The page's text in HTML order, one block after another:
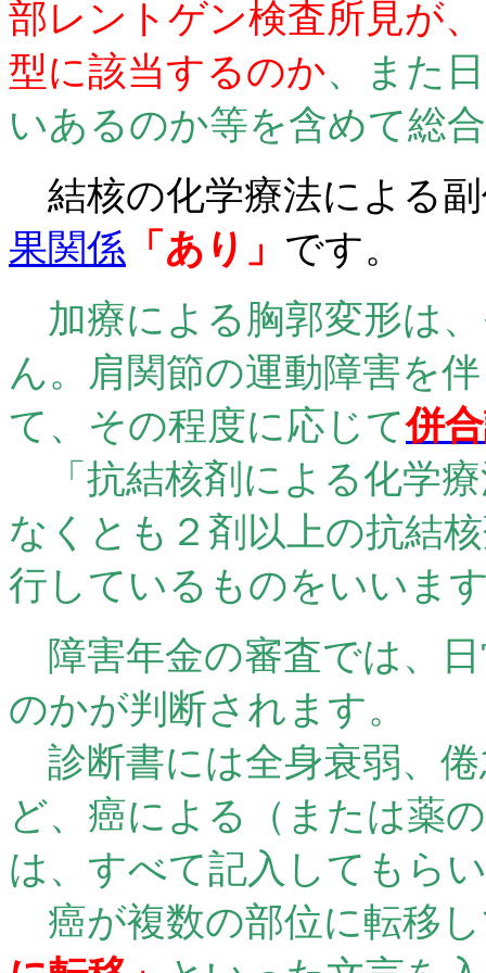
部レントゲン検査所見が
型に該当するのか、また
いあるのか等を含めて総
結核の化学療法による
果関係 「あり」 です。
加療による胸郭変形は
ん。肩関節の運動障害を
て、その程度に応じて併
「抗結核剤による化学
なくとも２剤以上の抗結
行しているものをいいま
障害年金の審査では、
のかが判断されます。
診断書には全身衰弱、
ど、癌による（または薬
は、すべて記入してもら
癌が複数の部位に転移